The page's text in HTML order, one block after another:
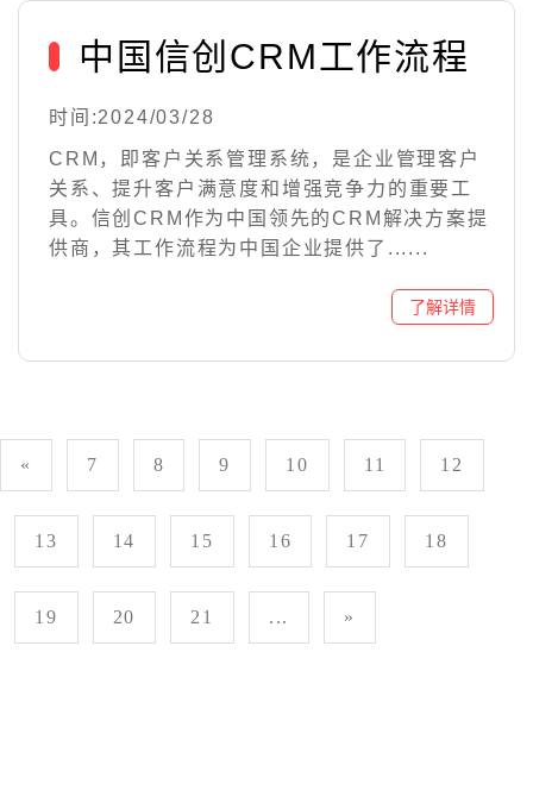
中国信创CRM工作流程
时间:2024/03/28
CRM，即客户关系管理系统，是企业管理客户
关系、提升客户满意度和增强竞争力的重要工
具。信创CRM作为中国领先的CRM解决方案提
供商，其工作流程为中国企业提供了......
« 7 8 9 10 11 12
13 14 15 16 17 18
19 20 21 ... »